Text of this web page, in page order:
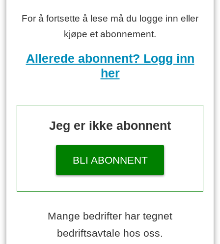
For å fortsette å lese må du logge inn eller
kjøpe et abonnement.
Allerede abonnent? Logg inn
her
Jeg er ikke abonnent
BLI ABONNENT
Mange bedrifter har tegnet
bedriftsavtale hos oss.